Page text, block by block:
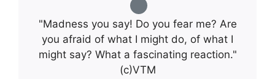
"Madness you say! Do you fear me? Are
you afraid of what I might do, of what I
might say? What a fascinating reaction."
(с)VTM